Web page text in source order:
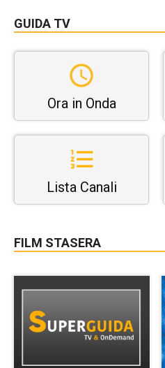
GUIDA TV
Ora in Onda
Lista Canali
FILM STASERA